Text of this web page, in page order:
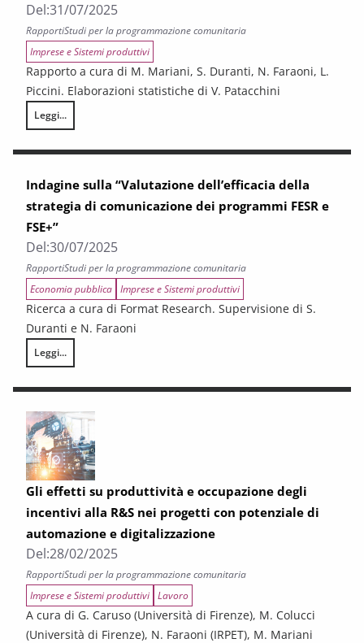
Del:31/07/2025
RapportiStudi per la programmazione comunitaria
Imprese e Sistemi produttivi
Rapporto a cura di M. Mariani, S. Duranti, N. Faraoni, L.
Piccini. Elaborazioni statistiche di V. Patacchini
Leggi...
Le sfide per la Toscana legate alle transizioni demografica, digitale ed
Indagine sulla “Valutazione dell’efficacia della
strategia di comunicazione dei programmi FESR e
FSE+”
Del:30/07/2025
RapportiStudi per la programmazione comunitaria
Economia pubblica Imprese e Sistemi produttivi
Ricerca a cura di Format Research. Supervisione di S.
Duranti e N. Faraoni
Leggi...
Indagine sulla “Valutazione dell’efficacia della strategia di
Gli effetti su produttività e occupazione degli
incentivi alla R&S nei progetti con potenziale di
automazione e digitalizzazione
Del:28/02/2025
RapportiStudi per la programmazione comunitaria
Imprese e Sistemi produttivi Lavoro
A cura di G. Caruso (Università di Firenze), M. Colucci
(Università di Firenze), N. Faraoni (IRPET), M. Mariani